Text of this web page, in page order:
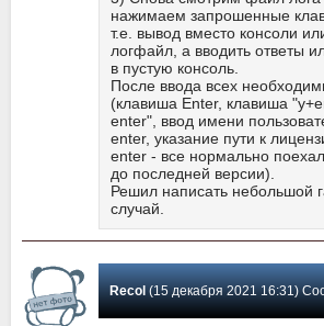
нажимаем запрошенные
т.е. вывод вместо консоли
логфайл, а вводить ответы
в пустую консоль.
После ввода всех
(клавиша Enter, клавиша
enter", ввод имени
enter, указание пути к
enter - все нормально
до последней версии).
Решил написать небольшой
случай.
Recol (15 декабря 2021 16:31) Сообщение